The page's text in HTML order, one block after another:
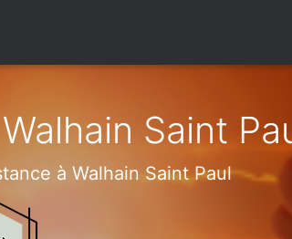
Saint
à Walhain Saint Paul